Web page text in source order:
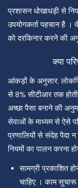
प्रशासन धोखाधड़ी से
उपयोगकर्ता पहचान है ।
को दरकिनार करने की
क्या
आंकड़ों के अनुसार,
से 8% सीटीआर तक
अच्छा पैसा बनाने की
सेवाओं के माध्यम से ऐसे
प्रणालियों से संदेह पैदा
नियमों का पालन करना
सामग्री प्रकाशित
चाहिए । काम